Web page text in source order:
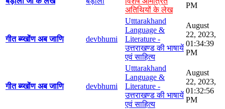
अतिथियों के लेख
PM
गीत ब्य्खोंण अब जाणि devbhumi
Utttarakhand
Language &
Literature -
उत्तराखण्ड की भाषायें
एवं साहित्य
August
22, 2023,
01:34:39
PM
गीत ब्य्खोंण अब जाणि devbhumi
Utttarakhand
Language &
Literature -
उत्तराखण्ड की भाषायें
एवं साहित्य
August
22, 2023,
01:32:56
PM